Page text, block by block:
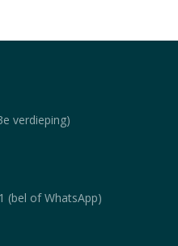
verdieping)
(bel of WhatsApp)